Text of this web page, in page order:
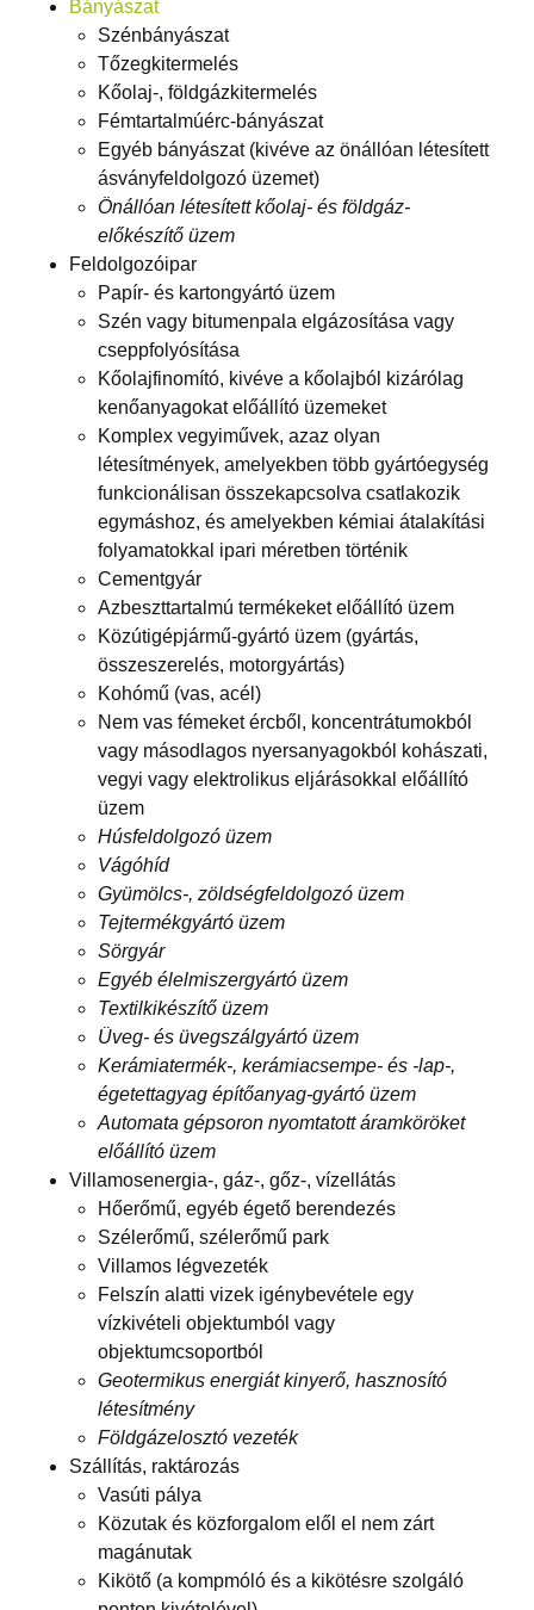
Bányászat
Szénbányászat
Tőzegkitermelés
Kőolaj-, földgázkitermelés
Fémtartalmúérc-bányászat
Egyéb bányászat (kivéve az önállóan létesített
ásványfeldolgozó üzemet)
Önállóan létesített kőolaj- és földgáz-
előkészítő üzem
Feldolgozóipar
Papír- és kartongyártó üzem
Szén vagy bitumenpala elgázosítása vagy
cseppfolyósítása
Kőolajfinomító, kivéve a kőolajból kizárólag
kenőanyagokat előállító üzemeket
Komplex vegyiművek, azaz olyan
létesítmények, amelyekben több gyártóegység
funkcionálisan összekapcsolva csatlakozik
egymáshoz, és amelyekben kémiai átalakítási
folyamatokkal ipari méretben történik
Cementgyár
Azbeszttartalmú termékeket előállító üzem
Közútigépjármű-gyártó üzem (gyártás,
összeszerelés, motorgyártás)
Kohómű (vas, acél)
Nem vas fémeket ércből, koncentrátumokból
vagy másodlagos nyersanyagokból kohászati,
vegyi vagy elektrolikus eljárásokkal előállító
üzem
Húsfeldolgozó üzem
Vágóhíd
Gyümölcs-, zöldségfeldolgozó üzem
Tejtermékgyártó üzem
Sörgyár
Egyéb élelmiszergyártó üzem
Textilkikészítő üzem
Üveg- és üvegszálgyártó üzem
Kerámiatermék-, kerámiacsempe- és -lap-,
égetettagyag építőanyag-gyártó üzem
Automata gépsoron nyomtatott áramköröket
előállító üzem
Villamosenergia-, gáz-, gőz-, vízellátás
Hőerőmű, egyéb égető berendezés
Szélerőmű, szélerőmű park
Villamos légvezeték
Felszín alatti vizek igénybevétele egy
vízkivételi objektumból vagy
objektumcsoportból
Geotermikus energiát kinyerő, hasznosító
létesítmény
Földgázelosztó vezeték
Szállítás, raktározás
Vasúti pálya
Közutak és közforgalom elől el nem zárt
magánutak
Kikötő (a kompmóló és a kikötésre szolgáló